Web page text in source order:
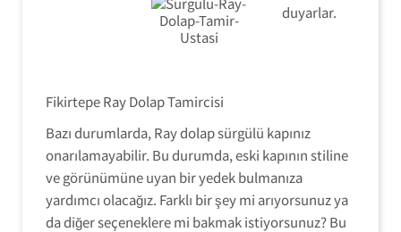
duyarlar.
Fikirtepe Ray Dolap Tamircisi
Bazı durumlarda, Ray dolap sürgülü kapınız
onarılamayabilir. Bu durumda, eski kapının stiline
ve görünümüne uyan bir yedek bulmanıza
yardımcı olacağız. Farklı bir şey mi arıyorsunuz ya
da diğer seçeneklere mi bakmak istiyorsunuz? Bu
Ray Dolap Tamir Montaj Servisi